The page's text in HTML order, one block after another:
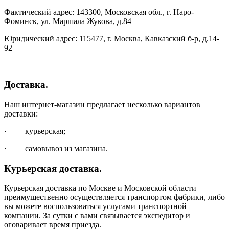
Фактический адрес: 143300, Московская обл., г. Наро-
Фоминск, ул. Маршала Жукова, д.84
Юридический адрес: 115477, г. Москва, Кавказский б-р, д.14-
92
Доставка.
Наш интернет-магазин предлагает несколько вариантов
доставки:
· курьерская;
· самовывоз из магазина.
Курьерская доставка.
Курьерская доставка по Москве и Московской области
преимущественно осуществляется транспортом фабрики, либо
вы можете воспользоваться услугами транспортной
компании. За сутки с вами связывается экспедитор и
оговаривает время приезда.